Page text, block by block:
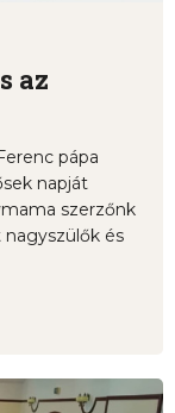
az
pápa
napját
szerzőnk
és